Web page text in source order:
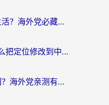
日本怎么打不开建行生活？海外党必藏的回国加速指南（含丹麦国外影音问题破解）
在新西兰用QQ音乐怎么把定位修改到中国国内？海外党听歌追剧的实用指南
优酷怎么解除区域限制？海外党亲测有效的回国加速器选择指南